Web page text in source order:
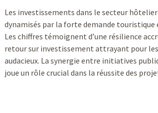
Les investissements dans le secteur
dynamisés par la forte demande touristique
Les chiffres témoignent d’une résilience
retour sur investissement attrayant pour
audacieux. La synergie entre initiatives
joue un rôle crucial dans la réussite des